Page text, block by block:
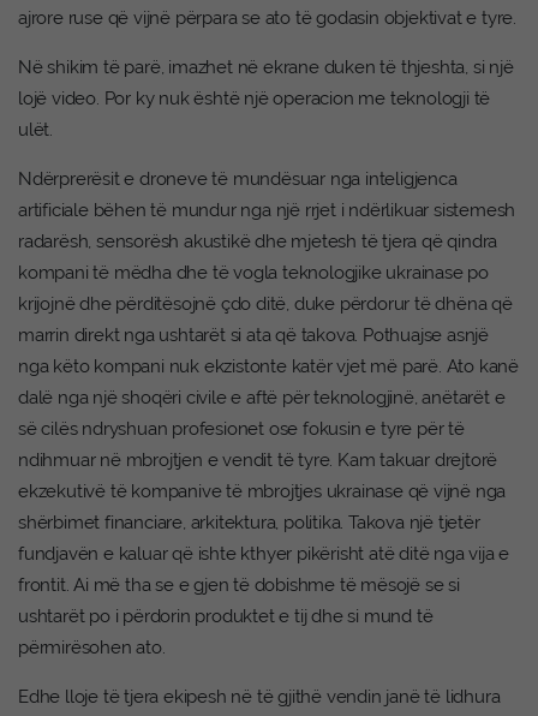
ajrore ruse që vijnë përpara se ato të godasin objektivat e tyre.
Në shikim të parë, imazhet në ekrane duken të thjeshta, si një
lojë video. Por ky nuk është një operacion me teknologji të
ulët.
Ndërprerësit e droneve të mundësuar nga inteligjenca
artificiale bëhen të mundur nga një rrjet i ndërlikuar sistemesh
radarësh, sensorësh akustikë dhe mjetesh të tjera që qindra
kompani të mëdha dhe të vogla teknologjike ukrainase po
krijojnë dhe përditësojnë çdo ditë, duke përdorur të dhëna që
marrin direkt nga ushtarët si ata që takova. Pothuajse asnjë
nga këto kompani nuk ekzistonte katër vjet më parë. Ato kanë
dalë nga një shoqëri civile e aftë për teknologjinë, anëtarët e
së cilës ndryshuan profesionet ose fokusin e tyre për të
ndihmuar në mbrojtjen e vendit të tyre. Kam takuar drejtorë
ekzekutivë të kompanive të mbrojtjes ukrainase që vijnë nga
shërbimet financiare, arkitektura, politika. Takova një tjetër
fundjavën e kaluar që ishte kthyer pikërisht atë ditë nga vija e
frontit. Ai më tha se e gjen të dobishme të mësojë se si
ushtarët po i përdorin produktet e tij dhe si mund të
përmirësohen ato.
Edhe lloje të tjera ekipesh në të gjithë vendin janë të lidhura